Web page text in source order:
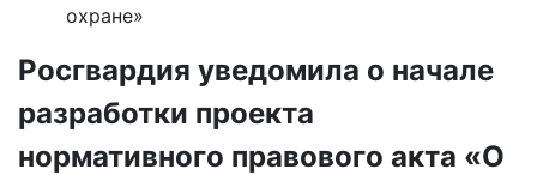
охране»
Росгвардия уведомила о начале
разработки проекта
нормативного правового акта «О